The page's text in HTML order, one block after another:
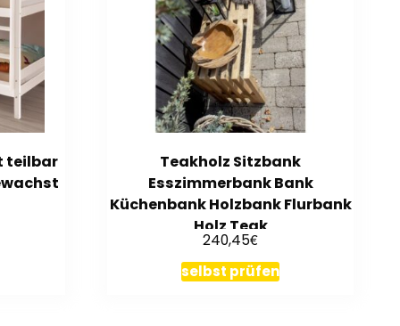
teilbar
Teakholz Sitzbank
Esszimmerbank Bank
Küchenbank Holzbank Flurbank
Holz Teak
240,45€
selbst prüfen